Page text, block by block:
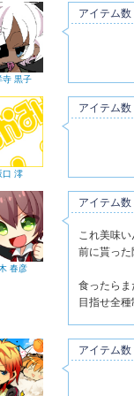
寺 黒子
アイテム数
口 澪
アイテム数
春彦
アイテム数
これ美味
前に貰っ
食ったら
目指せ全
アイテム数